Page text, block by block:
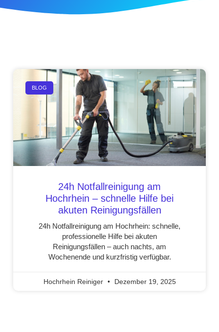
BLOG
24h Notfallreinigung am
Hochrhein – schnelle Hilfe bei
akuten Reinigungsfällen
24h Notfallreinigung am Hochrhein: schnelle,
professionelle Hilfe bei akuten
Reinigungsfällen – auch nachts, am
Wochenende und kurzfristig verfügbar.
Hochrhein Reiniger Dezember 19, 2025